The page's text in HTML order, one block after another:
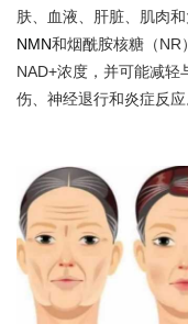
肤、血液、肝脏、肌肉
NMN和烟酰胺核糖（NR
NAD+浓度，并可能减轻
伤、神经退行和炎症反应